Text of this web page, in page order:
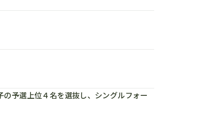
予選上位４名を選抜し、シングルフォー